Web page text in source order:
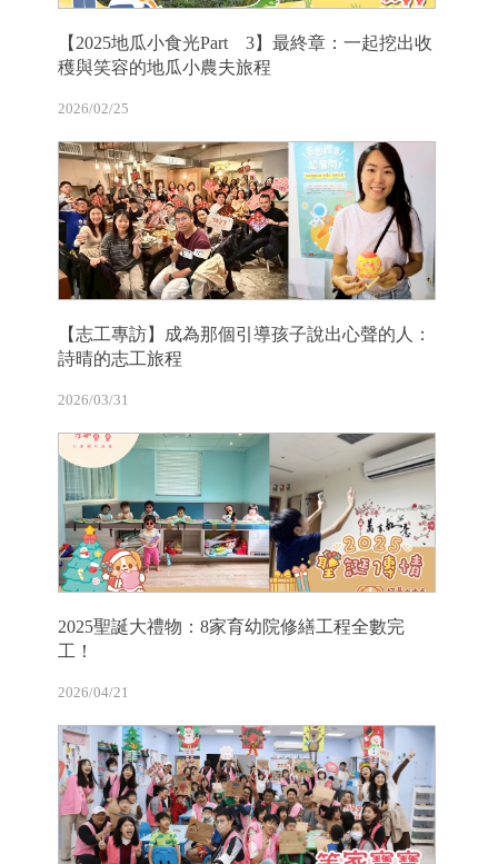
【2025地瓜小食光Part 3】最終章：一起挖出收
穫與笑容的地瓜小農夫旅程
2026/02/25
【志工專訪】成為那個引導孩子說出心聲的人：
詩晴的志工旅程
2026/03/31
2025聖誕大禮物：8家育幼院修繕工程全數完
工！
2026/04/21